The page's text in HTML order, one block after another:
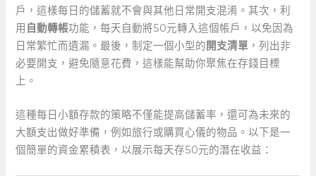
戶，這樣每日的儲蓄就不會與其他日常開支混淆。其次，利
用 自動轉帳功能，每天自動將50元轉入這個帳戶，以免因為
日常繁忙而遺漏。最後，制定一個小型的 開支清單 ，列出非
必要開支，避免隨意花費，這樣能幫助你聚焦在存錢目標
上。
這種每日小額存款的策略不僅能提高儲蓄率，還可為未來的
大額支出做好準備，例如旅行或購買心儀的物品。以下是一
個簡單的資金累積表，以展示每天存50元的潛在收益：